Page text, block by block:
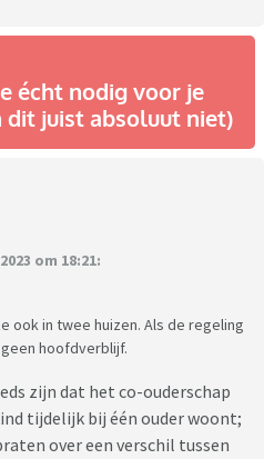
écht nodig voor je
dit juist absoluut niet)
om 18:21:
ook in twee huizen. Als de regeling
hoofdverblijf.
zijn dat het co-ouderschap
tijdelijk bij één ouder woont;
over een verschil tussen